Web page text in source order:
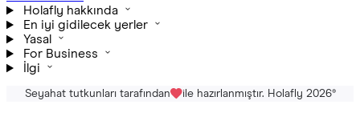
Holafly hakkında
En iyi gidilecek yerler
Yasal
For Business
İlgi
Seyahat tutkunları tarafından ile hazırlanmıştır. Holafly 2026®